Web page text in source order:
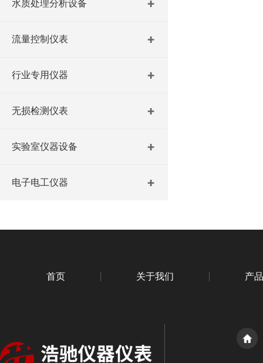
水质处理分析设备
流量控制仪表
行业专用仪器
无损检测仪表
实验室仪器设备
电子电工仪器
首页 关于我们 产